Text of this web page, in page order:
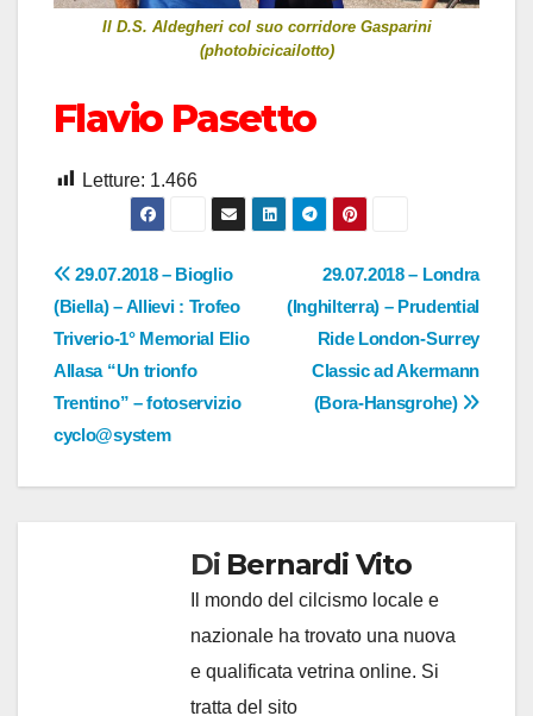
Il D.S. Aldegheri col suo corridore Gasparini
(photobicicailotto)
Flavio Pasetto
Letture: 1.466
Navigazione
articoli
29.07.2018 – Londra
(Inghilterra) – Prudential
Ride London-Surrey
Classic ad Akermann
(Bora-Hansgrohe)
29.07.2018 – Bioglio
(Biella) – Allievi : Trofeo
Triverio-1° Memorial Elio
Allasa “Un trionfo
Trentino” – fotoservizio
cyclo@system
Di Bernardi Vito
Il mondo del cilcismo locale e
nazionale ha trovato una nuova
e qualificata vetrina online. Si
tratta del sito